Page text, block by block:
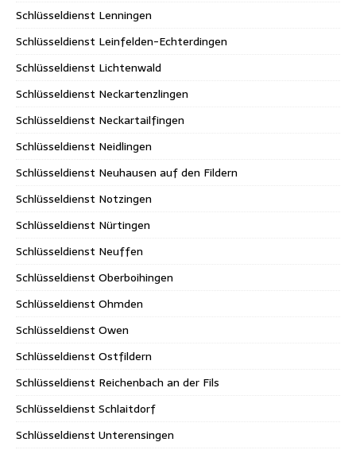
Schlüsseldienst Lenningen
Schlüsseldienst Leinfelden-Echterdingen
Schlüsseldienst Lichtenwald
Schlüsseldienst Neckartenzlingen
Schlüsseldienst Neckartailfingen
Schlüsseldienst Neidlingen
Schlüsseldienst Neuhausen auf den Fildern
Schlüsseldienst Notzingen
Schlüsseldienst Nürtingen
Schlüsseldienst Neuffen
Schlüsseldienst Oberboihingen
Schlüsseldienst Ohmden
Schlüsseldienst Owen
Schlüsseldienst Ostfildern
Schlüsseldienst Reichenbach an der Fils
Schlüsseldienst Schlaitdorf
Schlüsseldienst Unterensingen